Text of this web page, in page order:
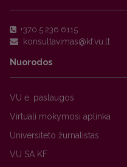
+370 5 236 6115
Nuorodos
VU e. paslaugos
Virtuali mokymosi aplinka
Universiteto žurnalistas
VU SA KF